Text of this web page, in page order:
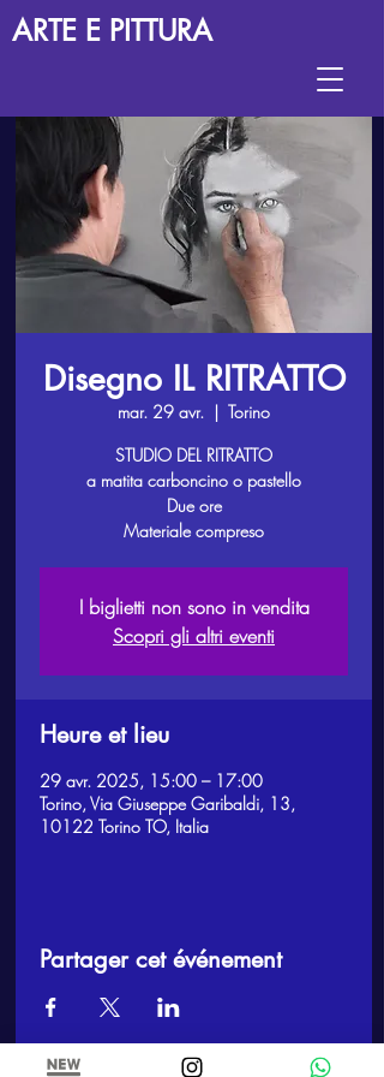
ARTE E PITTURA
Disegno IL RITRATTO
mar. 29 avr.
  |
Torino
STUDIO DEL RITRATTO
a matita carboncino o pastello
Due ore
Materiale compreso
I biglietti non sono in vendita
Scopri gli altri eventi
Heure et lieu
29 avr. 2025, 15:00 – 17:00
Torino, Via Giuseppe Garibaldi, 13,
10122 Torino TO, Italia
Partager cet événement